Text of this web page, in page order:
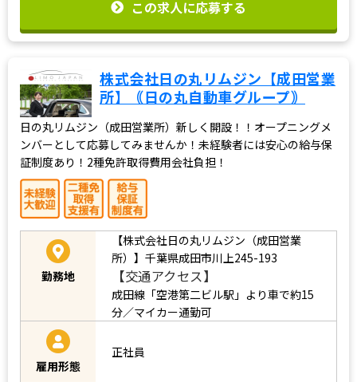
この求人に応募する
株式会社日の丸リムジン【成田営業
所】｟日の丸自動車グループ｠
日の丸リムジン（成田営業所）新しく開設！！オープニングメ
ンバーとして応募してみませんか！未経験者には安心の給与保
証制度あり！2種免許取得費用会社負担！
勤務地
【株式会社日の丸リムジン（成田営業
所）】千葉県成田市川上245-193
【交通アクセス】
成田線「空港第二ビル駅」より車で約15
分／マイカー通勤可
雇用形態
正社員